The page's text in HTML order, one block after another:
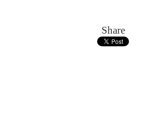
Share